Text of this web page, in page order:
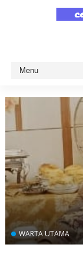
WARTA UTAMA